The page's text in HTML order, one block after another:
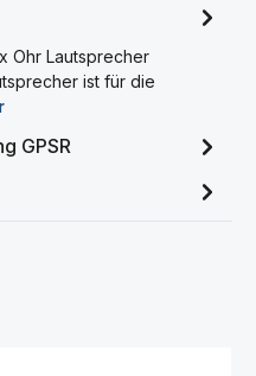
Ohr Lautsprecher
ist für die
GPSR